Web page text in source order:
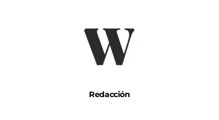
Redacción